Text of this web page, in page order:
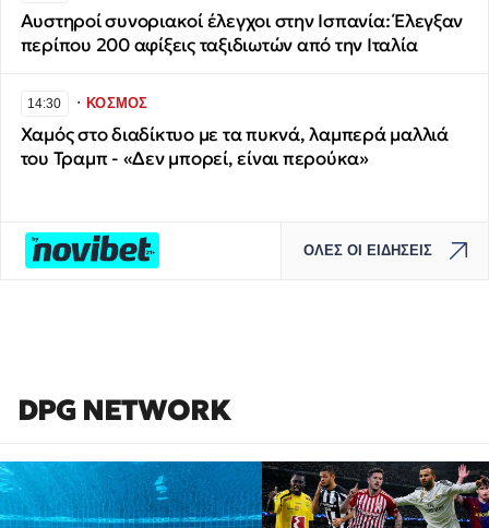
Αυστηροί συνοριακοί έλεγχοι στην Ισπανία: Έλεγξαν
περίπου 200 αφίξεις ταξιδιωτών από την Ιταλία
14:30 ∙ΚΟΣΜΟΣ
Χαμός στο διαδίκτυο με τα πυκνά, λαμπερά μαλλιά
του Τραμπ - «Δεν μπορεί, είναι περούκα»
ΟΛΕΣ ΟΙ ΕΙΔΗΣΕΙΣ
DPG NETWORK